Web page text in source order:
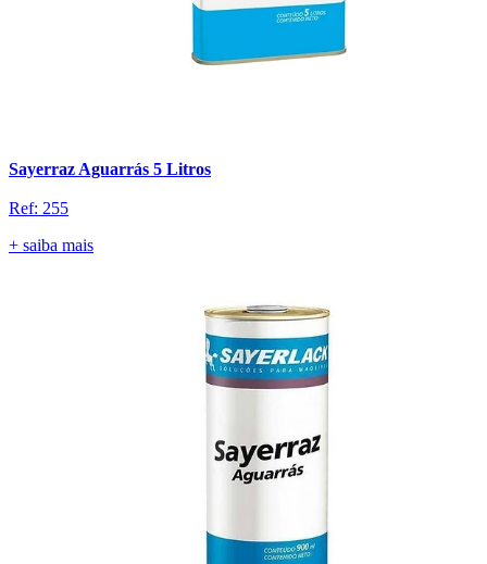
Sayerraz Aguarrás 5 Litros
Ref: 255
+ saiba mais